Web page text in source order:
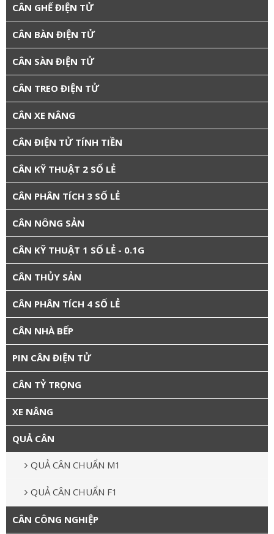
CÂN GHẾ ĐIỆN TỬ
CÂN BÀN ĐIỆN TỬ
CÂN SÀN ĐIỆN TỬ
CÂN TREO ĐIỆN TỬ
CÂN XE NÂNG
CÂN ĐIỆN TỬ TÍNH TIỀN
CÂN KỸ THUẬT 2 SỐ LẺ
CÂN PHÂN TÍCH 3 SỐ LẺ
CÂN NÔNG SẢN
CÂN KỸ THUẬT 1 SỐ LẺ - 0.1G
CÂN THỦY SẢN
CÂN PHÂN TÍCH 4 SỐ LẺ
CÂN NHÀ BẾP
PIN CÂN ĐIỆN TỬ
CÂN TỶ TRỌNG
XE NÂNG
QUẢ CÂN
QUẢ CÂN CHUẨN M1
QUẢ CÂN CHUẨN F1
CÂN CÔNG NGHIỆP